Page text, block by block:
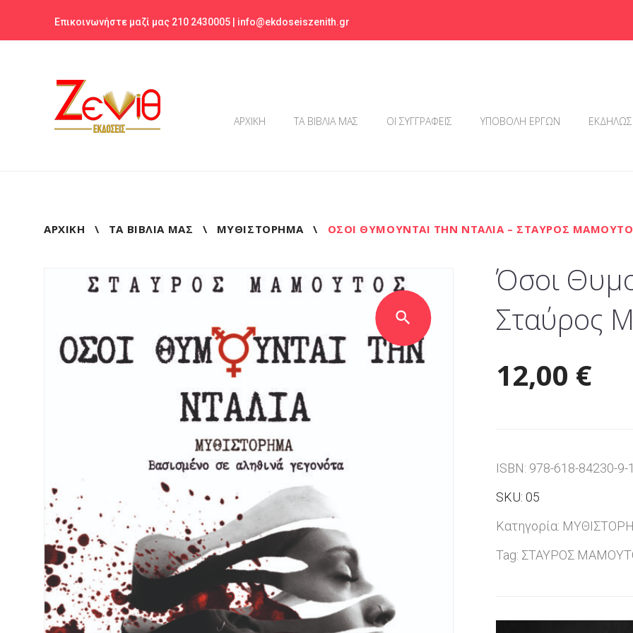
content
Επικοινωνήστε μαζί μας 210 2430005 | info@ekdoseiszenith.gr
ΑΡΧΙΚΗ ΤΑ ΒΙΒΛΙΑ ΜΑΣ ΟΙ ΣΥΓΓΡΑΦΕΙΣ ΥΠΟΒΟΛΗ ΕΡΓΩΝ
ΑΡΧΙΚΉ \ ΤΑ ΒΙΒΛΊΑ ΜΑΣ \ ΜΥΘΙΣΤΟΡΗΜΑ \ ΌΣΟΙ ΘΥΜΟΎΝΤΑΙ ΤΗΝ ΝΤΆΛΙΑ – ΣΤΑΎΡΟΣ
Όσοι
Σταύρος
12,00 €
ISBN: 978-618-84230-9-1
SKU: 05
Κατηγορία:
Tag: ΣΤΑΥΡΟΣ